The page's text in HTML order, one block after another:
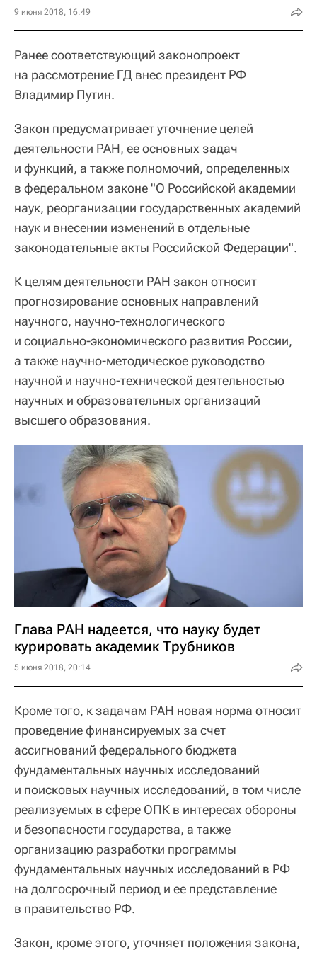
9 июня 2018, 16:49
Ранее соответствующий законопроект
на рассмотрение ГД внес президент РФ
Владимир Путин.
Закон предусматривает уточнение целей
деятельности РАН, ее основных задач
и функций, а также полномочий, определенных
в федеральном законе "О Российской академии
наук, реорганизации государственных академий
наук и внесении изменений в отдельные
законодательные акты Российской Федерации".
К целям деятельности РАН закон относит
прогнозирование основных направлений
научного, научно-технологического
и социально-экономического развития России,
а также научно-методическое руководство
научной и научно-технической деятельностью
научных и образовательных организаций
высшего образования.
Глава РАН надеется, что науку будет
курировать академик Трубников
5 июня 2018, 20:14
Кроме того, к задачам РАН новая норма относит
проведение финансируемых за счет
ассигнований федерального бюджета
фундаментальных научных исследований
и поисковых научных исследований, в том числе
реализуемых в сфере ОПК в интересах обороны
и безопасности государства, а также
организацию разработки программы
фундаментальных научных исследований в РФ
на долгосрочный период и ее представление
в правительство РФ.
Закон, кроме этого, уточняет положения закона,